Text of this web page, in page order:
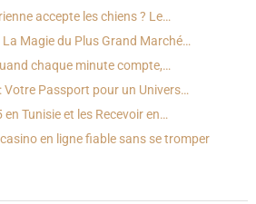
accepte les chiens ? Le…
Magie du Plus Grand Marché…
chaque minute compte,…
Votre Passport pour un Univers…
Tunisie et les Recevoir en…
en ligne fiable sans se tromper